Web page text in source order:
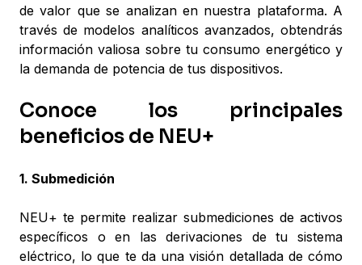
de valor que se analizan en nuestra plataforma. A
través de modelos analíticos avanzados, obtendrás
información valiosa sobre tu consumo energético y
la demanda de potencia de tus dispositivos.
Conoce los principales
beneficios de NEU+
1. Submedición
NEU+ te permite realizar submediciones de activos
específicos o en las derivaciones de tu sistema
eléctrico, lo que te da una visión detallada de cómo